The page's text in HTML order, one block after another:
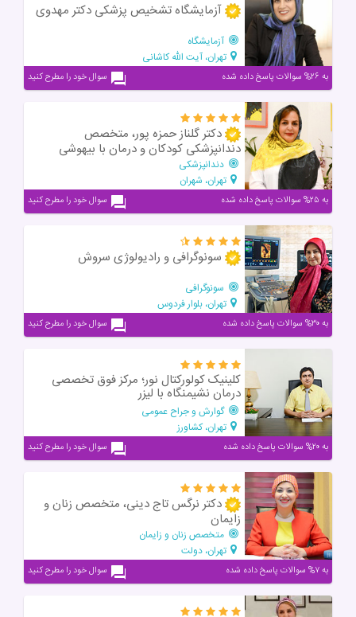
آزمایشگاه تشخیص پزشکی دکتر مهدوی
آزمایشگاه
تهران، آیت الله کاشانی
به ۲۶% سوالات پاسخ داده شده سوال خود را مطرح کنید
دکتر گلناز حمزه پور، متخصص
دندانپزشکی کودکان و درمان با بیهوشی
دندانپزشکی
تهران، شهران
به ۲۵% سوالات پاسخ داده شده سوال خود را مطرح کنید
سونوگرافی و رادیولوژی سروش
سونوگرافی
تهران، بلوار فردوس
به ۳۰% سوالات پاسخ داده شده سوال خود را مطرح کنید
کلینیک کولورکتال نور؛ مرکز فوق‌ تخصصی
درمان نشیمنگاه با لیزر
گوارش و جراح عمومی
تهران، کشاورز
به ۲۰% سوالات پاسخ داده شده سوال خود را مطرح کنید
دکتر نرگس تاج دینی، متخصص زنان و
زایمان
متخصص زنان و زایمان
تهران، دولت
به ۷% سوالات پاسخ داده شده سوال خود را مطرح کنید